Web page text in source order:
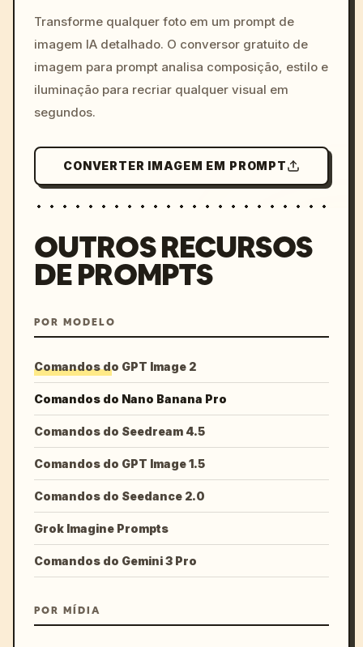
colors, 8k --v 6.0
Transforme qualquer foto em um prompt de
imagem IA detalhado. O conversor gratuito de
imagem para prompt analisa composição, estilo e
iluminação para recriar qualquer visual em
segundos.
CONVERTER IMAGEM EM PROMPT
OUTROS RECURSOS
DE PROMPTS
POR MODELO
Comandos do GPT Image 2
Comandos do Nano Banana Pro
Comandos do Seedream 4.5
Comandos do GPT Image 1.5
Comandos do Seedance 2.0
Grok Imagine Prompts
Comandos do Gemini 3 Pro
POR MÍDIA